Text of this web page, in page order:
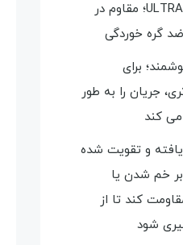
ULTRA STRONG؛ مقاوم در
خوردگی
برای
را به طور
و تقویت شده
خم شدن یا
کند تا از
شود